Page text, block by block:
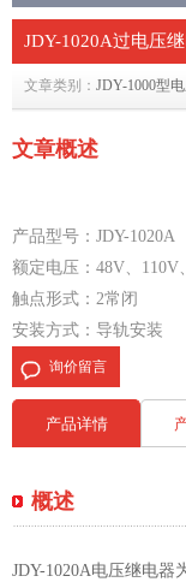
JDY-1020A过电压
文章类别： JDY-1000型
文章概述
产品型号：JDY-1020A
额定电压：48V、110V
触点形式：2常闭
安装方式：导轨安装
询价留言
产品详情
概述
JDY-1020A电压继电